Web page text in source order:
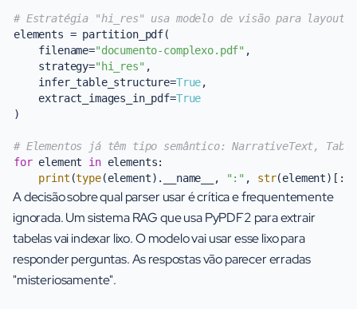
# Estratégia "hi_res" usa modelo de visão para layout
elements = partition_pdf(
    filename=
"documento-complexo.pdf" ,
    strategy=
"hi_res" ,
    infer_table_structure=
True,
    extract_images_in_pdf=
True
)
# Elementos já têm tipo semântico: NarrativeText,
for element in elements:
print (type(element).__name__, ":" , str(element)[:
A decisão sobre qual parser usar é crítica e frequentemente
ignorada. Um sistema RAG que usa PyPDF2 para extrair
tabelas vai indexar lixo. O modelo vai usar esse lixo para
responder perguntas. As respostas vão parecer erradas
"misteriosamente".